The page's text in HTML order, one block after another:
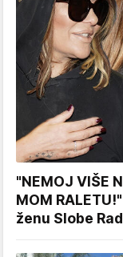
"NEMOJ VIŠE
MOM
ženu Slobe